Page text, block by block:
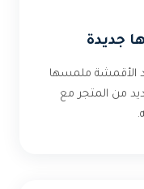
جديدة
الأقمشة ملمسها
من المتجر مع